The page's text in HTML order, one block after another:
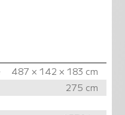
487 × 142 × 183 cm
275 cm